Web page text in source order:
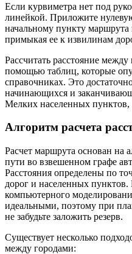
Если курвиметра нет под
линейкой. Приложите
начальному пункту
примыкая ее к извилинам
Рассчитать расстояние
помощью таблиц, которые
справочниках. Это
начинающихся и
Мелких населенных пунктов,
Алгоритм расчета
Расчет маршрута основан на
пути во взвешенном графе
Расстояния определены по
дорог и населенных пунктов.
компьютерного
идеальными, поэтому при
не забудьте заложить резерв.
Существует несколько
между городами: